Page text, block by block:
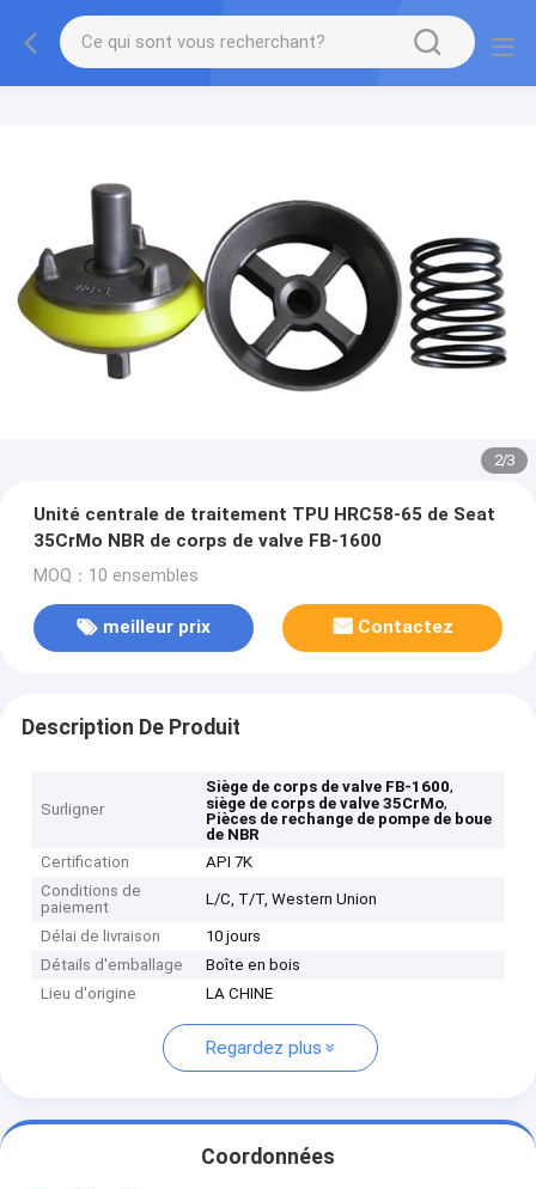
2/3
Unité centrale de traitement TPU HRC58-65 de Seat
35CrMo NBR de corps de valve FB-1600
MOQ：10 ensembles
meilleur prix Contactez
Description De Produit
Surligner
Siège de corps de valve FB-1600,
siège de corps de valve 35CrMo,
Pièces de rechange de pompe de boue
de NBR
Certification
API 7K
Conditions de
paiement
L/C, T/T, Western Union
Délai de livraison
10 jours
Détails d'emballage
Boîte en bois
Lieu d'origine
LA CHINE
Regardez plus
Coordonnées